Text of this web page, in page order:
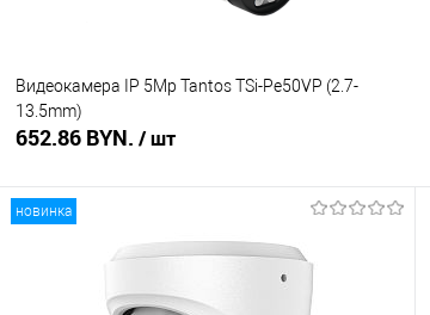
Видеокамера IP 5Mp Tantos TSi-Pe50VP (2.7-
13.5mm)
652.86 BYN. / шт
Купить в 1 клик
новинка